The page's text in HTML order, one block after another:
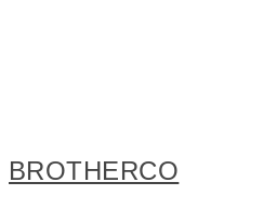
BROTHERCO